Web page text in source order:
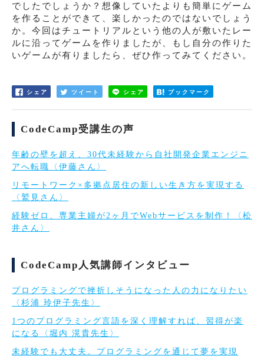
でしたでしょうか？想像していたよりも簡単にゲーム
を作ることができて、楽しかったのではないでしょう
か。今回はチュートリアルという他の人が敷いたレー
ルに沿ってゲームを作りましたが、もし自分の作りた
いゲームが有りましたら、ぜひ作ってみてください。
シェア ツイート シェア ブックマーク
CodeCamp受講生の声
年齢の壁を超え、30代未経験から自社開発企業エンジニ
アへ転職〈伊藤さん〉
リモートワーク×多拠点居住の新しい生き方を実現する
〈鷲見さん〉
経験ゼロ、専業主婦が2ヶ月でWebサービスを制作！〈松
井さん〉
CodeCamp人気講師インタビュー
プログラミングで挫折しそうになった人の力になりたい
〈杉浦 玲伊子先生〉
1つのプログラミング言語を深く理解すれば、習得が楽
になる〈堀内 滉貴先生〉
未経験でも大丈夫。プログラミングを通じて夢を実現